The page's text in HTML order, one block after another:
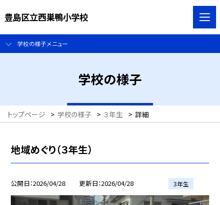
豊島区立西巣鴨小学校
学校の様子メニュー
学校の様子
トップページ > 学校の様子 > ３年生 > 詳細
地域めぐり（３年生）
公開日 2026/04/28 更新日 2026/04/28 ３年生